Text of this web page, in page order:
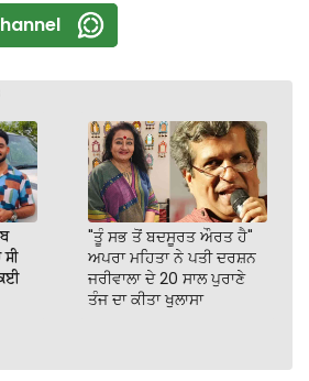
"ਤੂੰ ਸਭ ਤੋਂ ਬਦਸੂਰਤ ਔਰਤ ਹੈ"
ਅਪਰਾ ਮਹਿਤਾ ਨੇ ਪਤੀ ਦਰਸ਼ਨ
ਜਰੀਵਾਲਾ ਦੇ 20 ਸਾਲ ਪੁਰਾਣੇ
ਤੰਜ ਦਾ ਕੀਤਾ ਖੁਲਾਸਾ